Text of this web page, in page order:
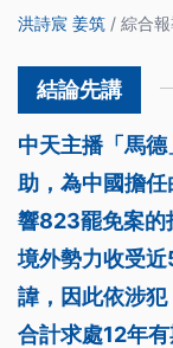
洪詩宸 姜筑 / 綜合
中天主播「馬
助，為中國擔
響823罷免案的
境外勢力收受
諱，因此依涉犯
合計求處12年